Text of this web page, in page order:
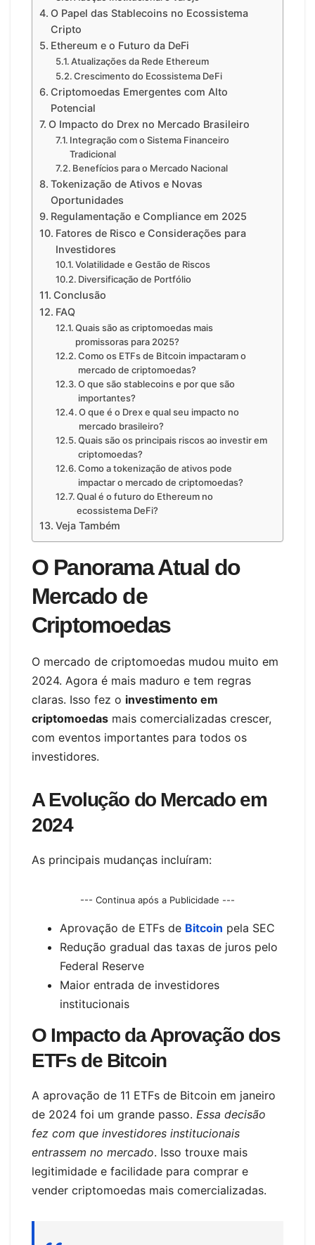
O Papel das Stablecoins no Ecossistema
Cripto
Ethereum e o Futuro da DeFi
Atualizações da Rede Ethereum
Crescimento do Ecossistema DeFi
Criptomoedas Emergentes com Alto
Potencial
O Impacto do Drex no Mercado Brasileiro
Integração com o Sistema Financeiro
Tradicional
Benefícios para o Mercado Nacional
Tokenização de Ativos e Novas
Oportunidades
Regulamentação e Compliance em 2025
Fatores de Risco e Considerações para
Investidores
Volatilidade e Gestão de Riscos
Diversificação de Portfólio
Conclusão
FAQ
Quais são as criptomoedas mais
promissoras para 2025?
Como os ETFs de Bitcoin impactaram o
mercado de criptomoedas?
O que são stablecoins e por que são
importantes?
O que é o Drex e qual seu impacto no
mercado brasileiro?
Quais são os principais riscos ao investir em
criptomoedas?
Como a tokenização de ativos pode
impactar o mercado de criptomoedas?
Qual é o futuro do Ethereum no
ecossistema DeFi?
Veja Também
O Panorama Atual do
Mercado de
Criptomoedas
O mercado de criptomoedas mudou muito em
2024. Agora é mais maduro e tem regras
claras. Isso fez o investimento em
criptomoedas mais comercializadas crescer,
com eventos importantes para todos os
investidores.
A Evolução do Mercado em
2024
As principais mudanças incluíram:
--- Continua após a Publicidade ---
Aprovação de ETFs de Bitcoin pela SEC
Redução gradual das taxas de juros pelo
Federal Reserve
Maior entrada de investidores
institucionais
O Impacto da Aprovação dos
ETFs de Bitcoin
A aprovação de 11 ETFs de Bitcoin em janeiro
de 2024 foi um grande passo. Essa decisão
fez com que investidores institucionais
entrassem no mercado. Isso trouxe mais
legitimidade e facilidade para comprar e
vender criptomoedas mais comercializadas.